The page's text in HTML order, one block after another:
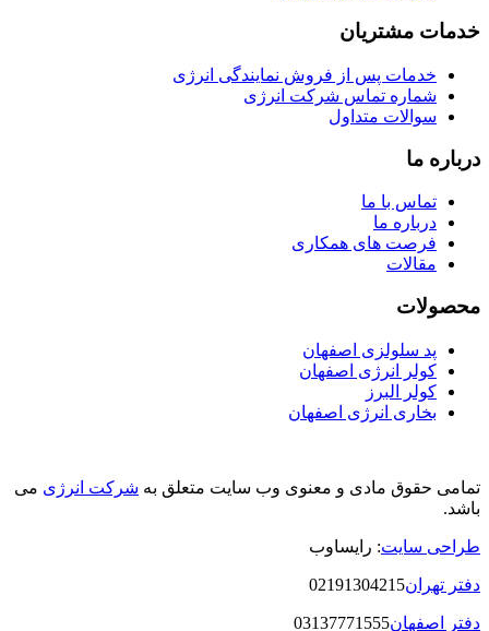
خدمات مشتریان
خدمات پس از فروش نمایندگی انرژی
شماره تماس شرکت انرژی
سوالات متداول
درباره ما
تماس با ما
درباره ما
فرصت های همکاری
مقالات
محصولات
پد سلولزی اصفهان
کولر انرژی اصفهان
کولر البرز
بخاری انرژی اصفهان
تمامی حقوق مادی و معنوی وب سایت متعلق به شرکت انرژی می
باشد.
طراحی سایت: رایساوب
دفتر تهران02191304215
دفتر اصفهان03137771555